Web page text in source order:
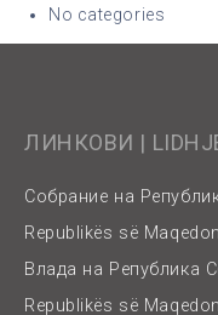
No categories
ЛИНКОВИ |
Собрание на
Republikës së
Влада на Република
Republikës së